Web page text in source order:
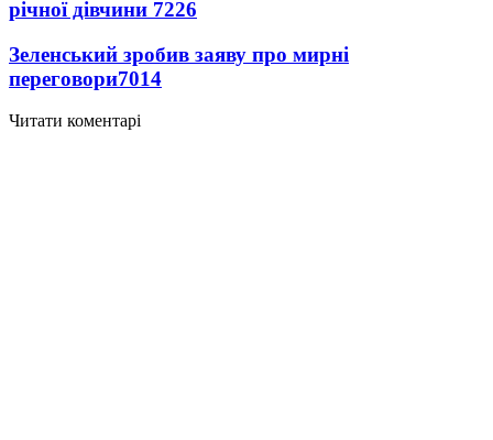
річної дівчини 7226
Зеленський зробив заяву про мирні
переговори7014
Читати коментарі